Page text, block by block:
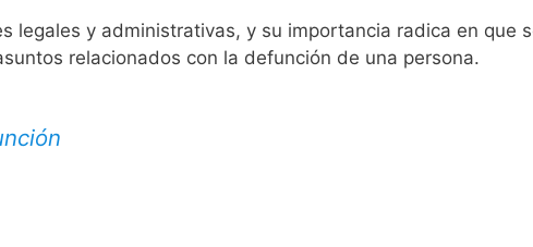
legales y administrativas, y su importancia radica en que
relacionados con la defunción de una persona.